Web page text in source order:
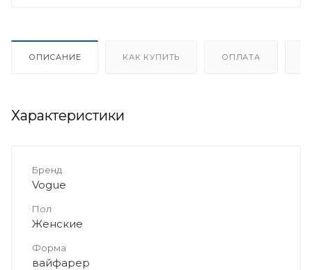
ОПИСАНИЕ КАК КУПИТЬ ОПЛАТА
Характеристики
Бренд
Vogue
Пол
Женские
Форма
вайфарер